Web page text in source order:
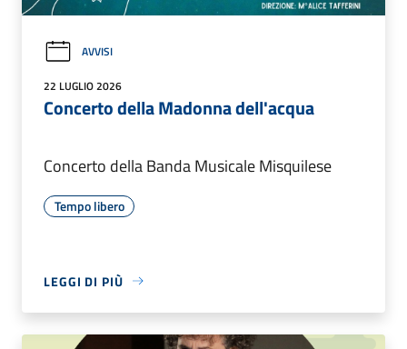
AVVISI
22 LUGLIO 2026
Concerto della Madonna dell'acqua
Concerto della Banda Musicale Misquilese
Tempo libero
LEGGI DI PIÙ